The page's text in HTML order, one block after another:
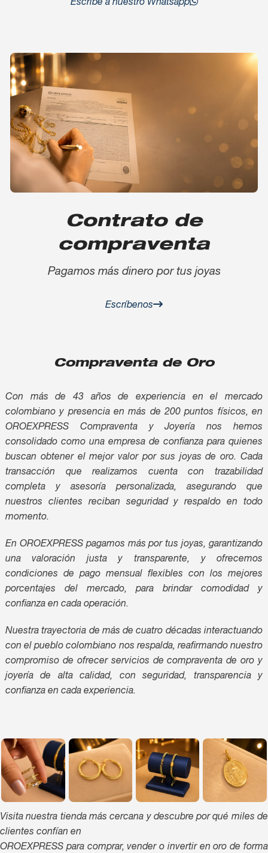
Escribe a nuestro Whatsapp
Contrato de
compraventa
Pagamos más dinero por tus joyas
Escríbenos
Compraventa de Oro
Con más de 43 años de experiencia en el mercado
colombiano y presencia en más de 200 puntos físicos, en
OROEXPRESS Compraventa y Joyería nos hemos
consolidado como una empresa de confianza para quienes
buscan obtener el mejor valor por sus joyas de oro. Cada
transacción que realizamos cuenta con trazabilidad
completa y asesoría personalizada, asegurando que
nuestros clientes reciban seguridad y respaldo en todo
momento.
En OROEXPRESS pagamos más por tus joyas, garantizando
una valoración justa y transparente, y ofrecemos
condiciones de pago mensual flexibles con los mejores
porcentajes del mercado, para brindar comodidad y
confianza en cada operación.
Nuestra trayectoria de más de cuatro décadas interactuando
con el pueblo colombiano nos respalda, reafirmando nuestro
compromiso de ofrecer servicios de compraventa de oro y
joyería de alta calidad, con seguridad, transparencia y
confianza en cada experiencia.
Visita nuestra tienda más cercana y descubre por qué miles de
clientes confían en
OROEXPRESS para comprar, vender o invertir en oro de forma